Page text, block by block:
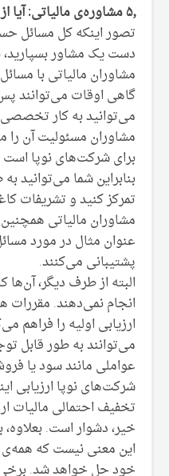
۵٫ مشاوره‌ی مالیاتی: آیا از ابتدای کار ضروری است؟
تصور اینکه کل مسائل
دست یک مشاور
مشاوران مالیاتی با
گاهی اوقات می‌توانند
می‌توانید به کار تخصصی
مشاوران مسئولیت آن را
برای شرکت‌های نوپا
بنابراین شما می‌توانید
تمرکز کنید و تشریفات
مشاوران مالیاتی همچنین
عنوان مثال در مورد
پشتیبانی می‌کنند.
البته از طرف دیگر، آن‌ها
انجام نمی‌دهند. مقررات
ارزیابی اولیه را فراهم
می‌توانند به طور قابل
عواملی مانند سود یا
شرکت‌های نوپا ارزیابی
تخفیف احتمالی مالیات
خیر، دشوار است. بعلاوه،
این معنی نیست که
خود حل خواهد شد. برخی